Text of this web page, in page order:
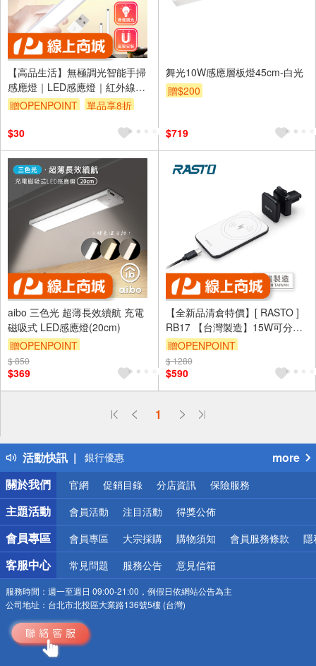
【高品生活】無極調光智能手掃
感應燈｜LED感應燈｜紅外線感
應燈｜櫥櫃燈｜磁吸感應燈｜
贈OPENPOINT
單品享8折
$30
舞光10W感應層板燈45cm-白光
贈$200
$719
aibo 三色光 超薄長效續航 充電
磁吸式 LED感應燈(20cm)
贈OPENPOINT
$ 850
$369
【全新品清倉特價】[ RASTO ]
RB17 【台灣製造】15W可分離
磁吸快充居家車用二合一無線充
電板
贈OPENPOINT
$ 1280
$590
1
活動快訊
詐騙網頁！請小心！
熱門話題
銀行優惠
偏遠地區配送
詐騙網頁！請小心！
more
關於我們
官網 促銷目錄 分店資訊 保險服務
主題活動 會員活動 注目活動 得獎公佈
會員專區 會員專區 大宗採購 購物須知 會員服務條款 隱
客服中心 常見問題 服務公告 意見信箱
服務時間： 週一至週日 09:00-21:00，例假日依網站公告為主
公司地址： 台北市北投區大業路136號5樓 (台灣)